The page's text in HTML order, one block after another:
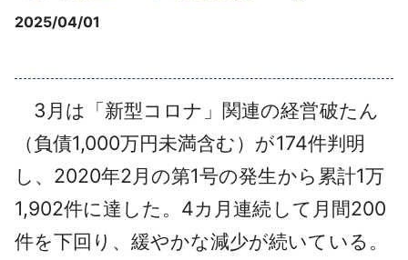
商品・サービス
採用情報
よくあるご質問
2025/04/01
3月は「新型コロナ」関連の経営破たん
（負債1,000万円未満含む）が174件判明
し、2020年2月の第1号の発生から累計1万
1,902件に達した。4カ月連続して月間200
件を下回り、緩やかな減少が続いている。